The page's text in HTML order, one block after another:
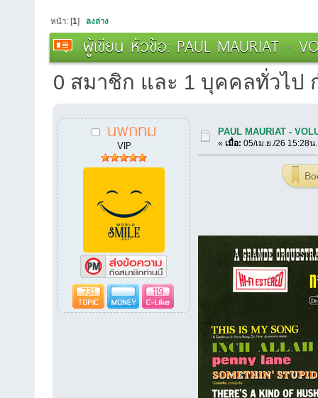
หน้า: [1] ลงล่าง
ผู้เขียน หัวข้อ: PAUL MAURIAT -
0 สมาชิก และ 1 บุคคลทั่วไป
นพกทม
VIP
731 119
PAUL MAURIAT -
« เมื่อ: 05/เม.ย./26 15:28น